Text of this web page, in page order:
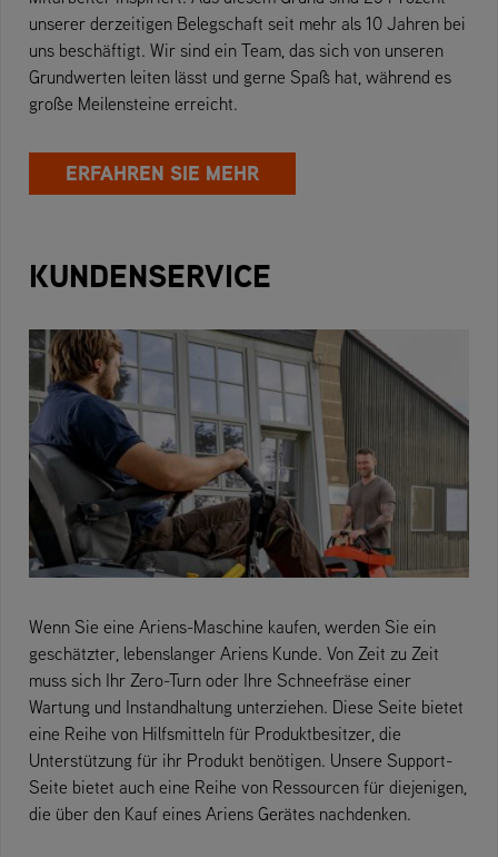
unserer derzeitigen Belegschaft seit mehr als 10 Jahren bei
uns beschäftigt. Wir sind ein Team, das sich von unseren
Grundwerten leiten lässt und gerne Spaß hat, während es
große Meilensteine erreicht.
ERFAHREN SIE MEHR
KUNDENSERVICE
Wenn Sie eine Ariens-Maschine kaufen, werden Sie ein
geschätzter, lebenslanger Ariens Kunde. Von Zeit zu Zeit
muss sich Ihr Zero-Turn oder Ihre Schneefräse einer
Wartung und Instandhaltung unterziehen. Diese Seite bietet
eine Reihe von Hilfsmitteln für Produktbesitzer, die
Unterstützung für ihr Produkt benötigen. Unsere Support-
Seite bietet auch eine Reihe von Ressourcen für diejenigen,
die über den Kauf eines Ariens Gerätes nachdenken.